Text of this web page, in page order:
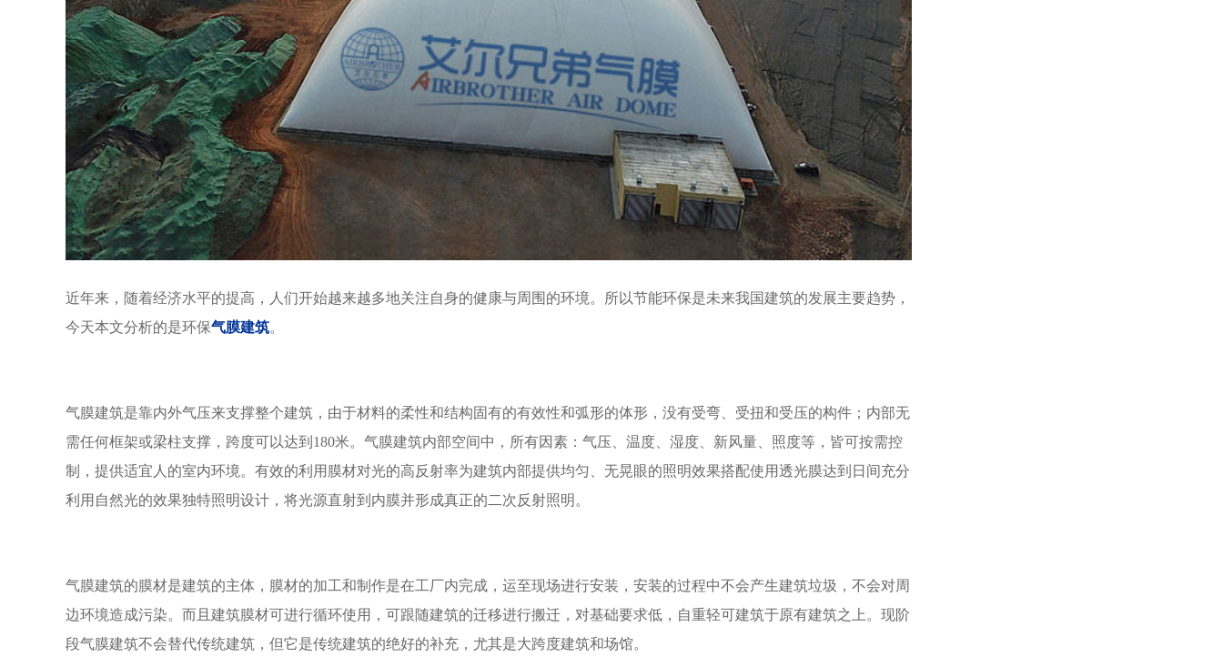
近年来，随着经济水平的提高，人们开始越来越多地关注自身的健康与周围的环境。所以节能环保是未来我国建筑的发展主要趋势，
今天本文分析的是环保气膜建筑。
气膜建筑是靠内外气压来支撑整个建筑，由于材料的柔性和结构固有的有效性和弧形的体形，没有受弯、受扭和受压的构件；内部无
需任何框架或梁柱支撑，跨度可以达到180米。气膜建筑内部空间中，所有因素：气压、温度、湿度、新风量、照度等，皆可按需控
制，提供适宜人的室内环境。有效的利用膜材对光的高反射率为建筑内部提供均匀、无晃眼的照明效果搭配使用透光膜达到日间充分
利用自然光的效果独特照明设计，将光源直射到内膜并形成真正的二次反射照明。
气膜建筑的膜材是建筑的主体，膜材的加工和制作是在工厂内完成，运至现场进行安装，安装的过程中不会产生建筑垃圾，不会对周
边环境造成污染。而且建筑膜材可进行循环使用，可跟随建筑的迁移进行搬迁，对基础要求低，自重轻可建筑于原有建筑之上。现阶
段气膜建筑不会替代传统建筑，但它是传统建筑的绝好的补充，尤其是大跨度建筑和场馆。